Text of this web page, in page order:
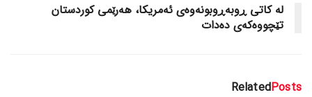
لە کاتی ڕوبەڕوبونەوەی ئەمریکا، هەرێمی کوردستان
تێچووەکەی دەدات
RelatedPosts